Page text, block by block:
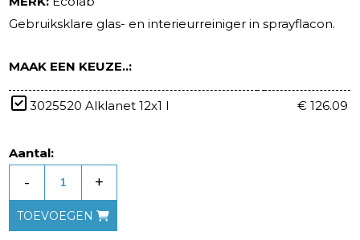
Gebruiksklare glas- en interieurreiniger in sprayflacon.
MAAK EEN KEUZE..:
3025520 Alklanet 12x1 l € 126.09
Aantal:
- +
TOEVOEGEN